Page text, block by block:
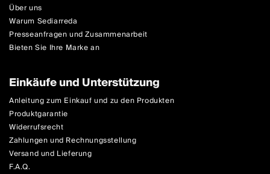
Über uns
Warum Sediarreda
Presseanfragen und Zusammenarbeit
Bieten Sie Ihre Marke an
Einkäufe und Unterstützung
Anleitung zum Einkauf und zu den Produkten
Produktgarantie
Widerrufsrecht
Zahlungen und Rechnungsstellung
Versand und Lieferung
F.A.Q.